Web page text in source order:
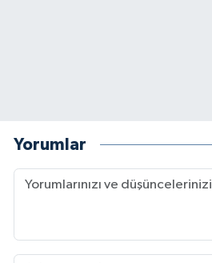
Yorumlar